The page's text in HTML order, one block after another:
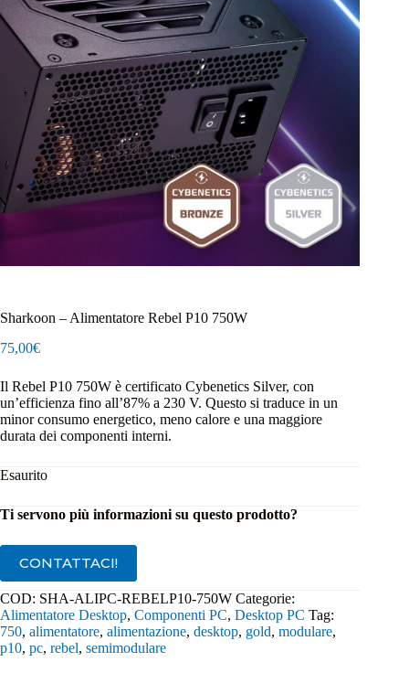
Sharkoon – Alimentatore Rebel P10 750W
75,00€
Il Rebel P10 750W è certificato Cybenetics Silver, con
un’efficienza fino all’87% a 230 V. Questo si traduce in un
minor consumo energetico, meno calore e una maggiore
durata dei componenti interni.
Esaurito
Ti servono più informazioni su questo prodotto?
CONTATTACI!
COD: SHA-ALIPC-REBELP10-750W Categorie:
Alimentatore Desktop, Componenti PC, Desktop PC Tag:
750, alimentatore, alimentazione, desktop, gold, modulare,
p10, pc, rebel, semimodulare